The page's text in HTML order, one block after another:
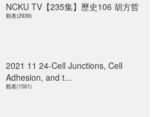
NCKU TV【235集】歷史106 胡方哲
觀看(2939)
2021 11 24-Cell Junctions, Cell
Adhesion, and t...
觀看(1561)